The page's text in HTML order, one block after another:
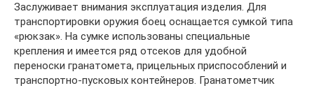
Заслуживает внимания эксплуатация изделия. Для
транспортировки оружия боец оснащается сумкой типа
«рюкзак». На сумке использованы специальные
крепления и имеется ряд отсеков для удобной
переноски гранатомета, прицельных приспособлений и
транспортно-пусковых контейнеров. Гранатометчик